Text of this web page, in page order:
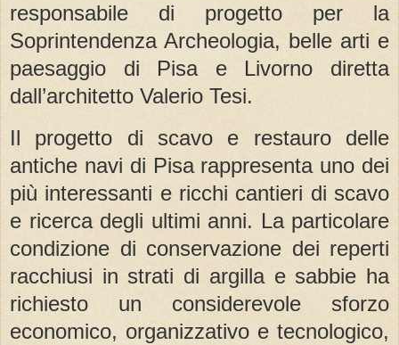
responsabile di progetto
per la
Soprintendenza Archeologia, belle arti e
paesaggio di Pisa
e Livorno diretta
dall’architetto Valerio Tesi.
Il progetto di scavo e restauro
delle
antiche navi di Pisa rappresenta uno dei
più interessanti e ricchi cantieri di scavo
e ricerca degli ultimi anni. La particolare
condizione di conservazione dei reperti
racchiusi in strati di argilla e sabbie ha
richiesto un considerevole sforzo
economico, organizzativo e tecnologico,